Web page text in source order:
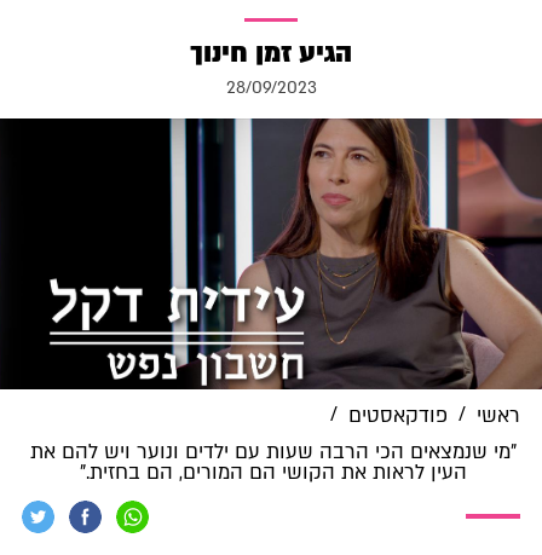
הגיע זמן חינוך
28/09/2023
ראשי / פודקאסטים /
"מי שנמצאים הכי הרבה שעות עם ילדים ונוער ויש להם את
העין לראות את הקושי הם המורים, הם בחזית."